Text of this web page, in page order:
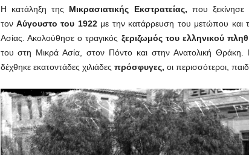
Η κατάληξη της Μικρασιατικής Εκστρατείας, που
τον Αύγουστο του 1922με την κατάρρευση του μετώπου και
Ασίας. Ακολούθησε ο τραγικός ξεριζωμός του ελληνικού
του στη Μικρά Ασία, στον Πόντο και στην Ανατολική
δέχθηκε εκατοντάδες χιλιάδες πρόσφυγες, οι περισσότεροι,